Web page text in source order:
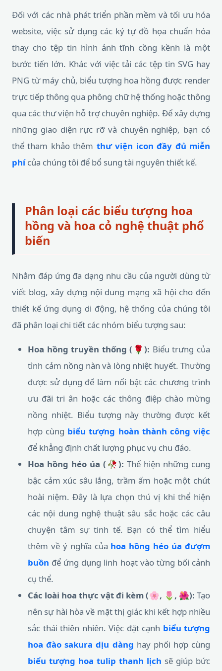
Đối với các nhà phát triển phần mềm và tối ưu hóa
website, việc sử dụng các ký tự đồ họa chuẩn hóa
thay cho tệp tin hình ảnh tĩnh cồng kềnh là một
bước tiến lớn. Khác với việc tải các tệp tin SVG hay
PNG từ máy chủ, biểu tượng hoa hồng được render
trực tiếp thông qua phông chữ hệ thống hoặc thông
qua các thư viện hỗ trợ chuyên nghiệp. Để xây dựng
những giao diện rực rỡ và chuyên nghiệp, bạn có
thể tham khảo thêm thư viện icon đầy đủ miễn
phícủa chúng tôi để bổ sung tài nguyên thiết kế.
Phân loại các biểu tượng hoa
hồng và hoa cỏ nghệ thuật phổ
biến
Nhằm đáp ứng đa dạng nhu cầu của người dùng từ
viết blog, xây dựng nội dung mạng xã hội cho đến
thiết kế ứng dụng di động, hệ thống của chúng tôi
đã phân loại chi tiết các nhóm biểu tượng sau:
Hoa hồng truyền thống (🌹): Biểu trưng của
tình cảm nồng nàn và lòng nhiệt huyết. Thường
được sử dụng để làm nổi bật các chương trình
ưu đãi tri ân hoặc các thông điệp chào mừng
nồng nhiệt. Biểu tượng này thường được kết
hợp cùng biểu tượng hoàn thành công việc
để khẳng định chất lượng phục vụ chu đáo.
Hoa hồng héo úa (🥀): Thể hiện những cung
bậc cảm xúc sâu lắng, trầm ấm hoặc một chút
hoài niệm. Đây là lựa chọn thú vị khi thể hiện
các nội dung nghệ thuật sâu sắc hoặc các câu
chuyện tâm sự tinh tế. Bạn có thể tìm hiểu
thêm về ý nghĩa của hoa hồng héo úa đượm
buồn để ứng dụng linh hoạt vào từng bối cảnh
cụ thể.
Các loài hoa thực vật đi kèm (🌸, 🌷, 🌺): Tạo
nên sự hài hòa về mặt thị giác khi kết hợp nhiều
sắc thái thiên nhiên. Việc đặt cạnh biểu tượng
hoa đào sakura dịu dàng hay phối hợp cùng
biểu tượng hoa tulip thanh lịch sẽ giúp bức